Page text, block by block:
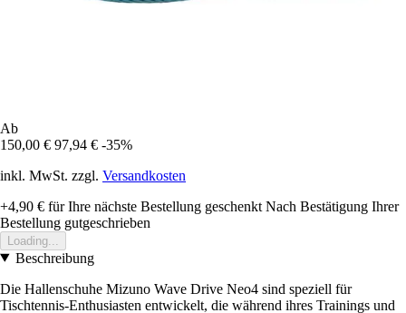
Ab
150,00 € 97,94 € -35%
inkl. MwSt. zzgl. Versandkosten
+4,90 € für Ihre nächste Bestellung geschenkt Nach Bestätigung Ihrer
Bestellung gutgeschrieben
Loading...
Beschreibung
Die Hallenschuhe Mizuno Wave Drive Neo4 sind speziell für
Tischtennis-Enthusiasten entwickelt, die während ihres Trainings und